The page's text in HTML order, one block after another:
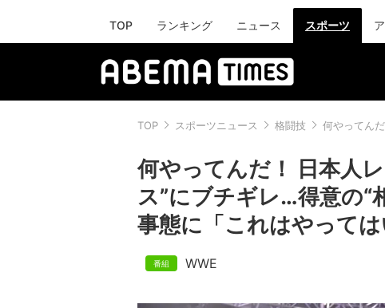
TOP ランキング ニュース スポーツ
TOP スポーツニュース 格闘技 何やってん
何やってんだ！ 日本人
ス”にブチギレ…得意の“
事態に「これはやっては
WWE